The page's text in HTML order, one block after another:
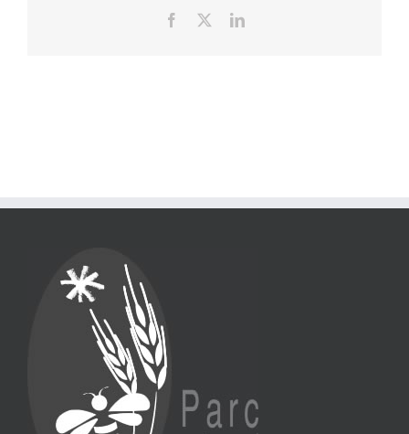
Facebook LinkedIn